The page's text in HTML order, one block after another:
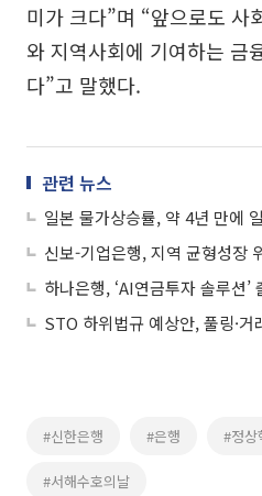
미가 크다”며 “앞으로도 사
와 지역사회에 기여하는 금
다”고 말했다.
관련 뉴스
신보-기업은행, 지역 균형성장
#신한은행 #은행 #정상
#서해수호의날